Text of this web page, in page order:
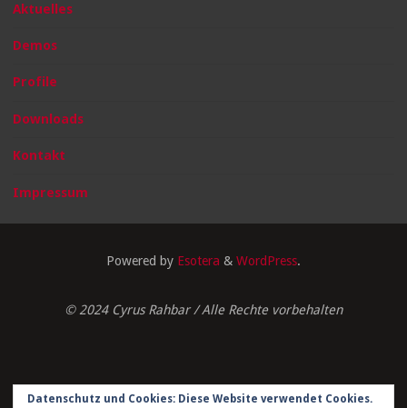
Aktuelles
Demos
Profile
Downloads
Kontakt
Impressum
Powered by Esotera & WordPress.
© 2024 Cyrus Rahbar / Alle Rechte vorbehalten
Datenschutz und Cookies: Diese Website verwendet Cookies.